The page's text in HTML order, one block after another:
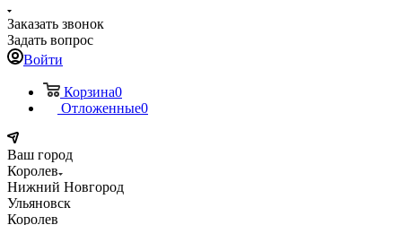
Заказать звонок
Задать вопрос
Войти
Корзина0
Отложенные0
Ваш город
Королев
Нижний Новгород
Ульяновск
Королев